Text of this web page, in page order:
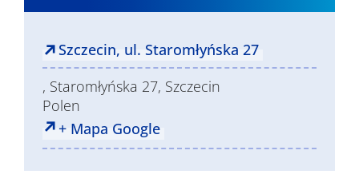
Szczecin, ul. Staromłyńska 27
, Staromłyńska 27, Szczecin
Polen
+ Mapa Google